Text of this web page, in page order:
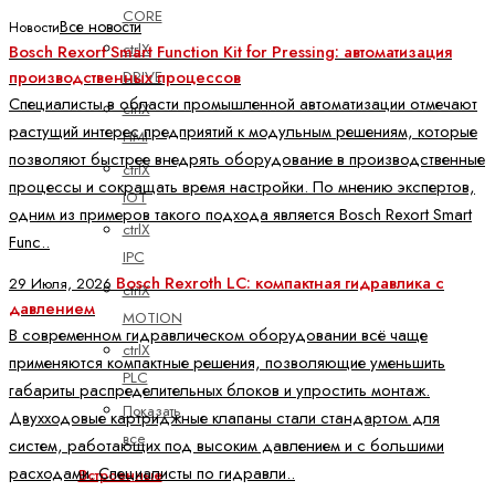
CORE
ctrlX
DRIVE
ctrlX
HMI
ctrlX
IOT
ctrlX
IPC
ctrlX
MOTION
ctrlX
PLC
Показать
все
Встроенные
НовостиВсе новости
Bosch Rexort Smart Function Kit for Pressing: автоматизация
производственных процессов
Специалисты в области промышленной автоматизации отмечают
растущий интерес предприятий к модульным решениям, которые
позволяют быстрее внедрять оборудование в производственные
процессы и сокращать время настройки. По мнению экспертов,
одним из примеров такого подхода является Bosch Rexort Smart
Func..
29 Июля, 2026 Bosch Rexroth LC: компактная гидравлика с
давлением
В современном гидравлическом оборудовании всё чаще
применяются компактные решения, позволяющие уменьшить
габариты распределительных блоков и упростить монтаж.
Двухходовые картриджные клапаны стали стандартом для
систем, работающих под высоким давлением и с большими
расходами. Специалисты по гидравли..